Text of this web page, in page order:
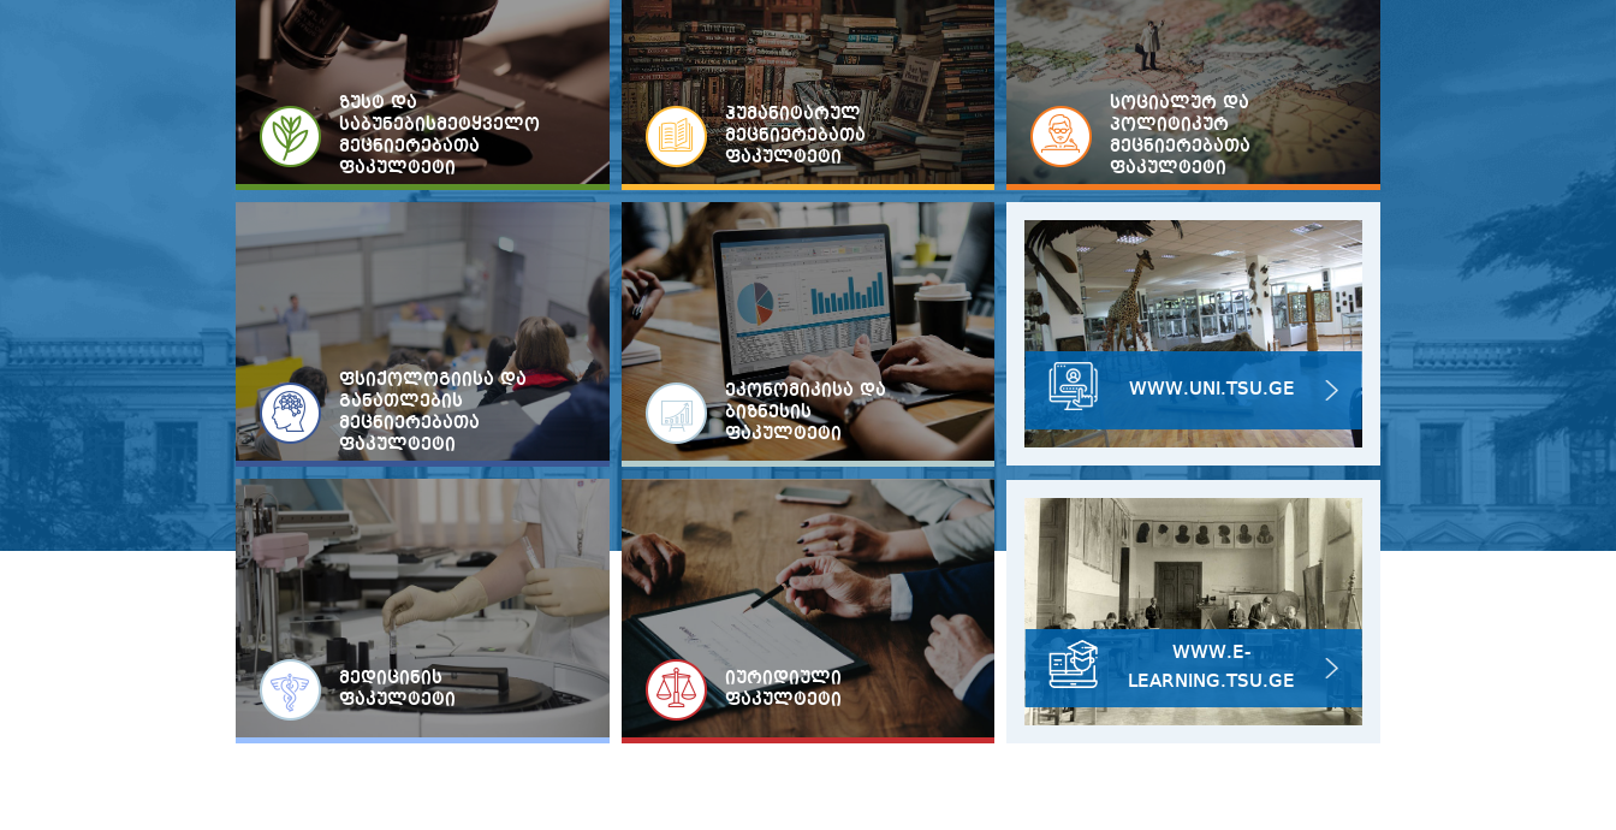
ზუსტ და
საბუნებისმეტყველო
მეცნიერებათა
ფაკულტეტი
ჰუმანიტარულ
მეცნიერებათა
ფაკულტეტი
სოციალურ და
პოლიტიკურ
მეცნიერებათა
ფაკულტეტი
ფსიქოლოგიისა და
განათლების
მეცნიერებათა
ფაკულტეტი
ეკონომიკისა და
ბიზნესის
ფაკულტეტი
მედიცინის
ფაკულტეტი
იურიდიული
ფაკულტეტი
WWW.UNI.TSU.GE
WWW.E-
LEARNING.TSU.GE